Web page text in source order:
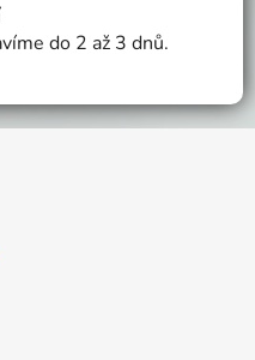
do 2 až 3 dnů.